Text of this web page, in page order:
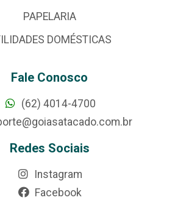
PAPELARIA
DOMÉSTICAS
Fale Conosco
(62) 4014-4700
Redes Sociais
Instagram
Facebook